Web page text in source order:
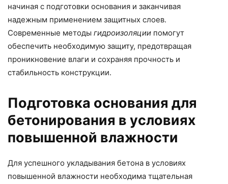
начиная с подготовки основания и заканчивая
надежным применением защитных слоев.
Современные методы гидроизоляции помогут
обеспечить необходимую защиту, предотвращая
проникновение влаги и сохраняя прочность и
стабильность конструкции.
Подготовка основания для
бетонирования в условиях
повышенной влажности
Для успешного укладывания бетона в условиях
повышенной влажности необходима тщательная